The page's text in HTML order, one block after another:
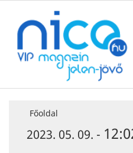
Főoldal
2023. 05. 09. -